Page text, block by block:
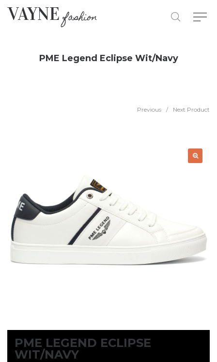
PME Legend Eclipse Wit/Navy
Previous / Next Product
PME LEGEND ECLIPSE
WIT/NAVY